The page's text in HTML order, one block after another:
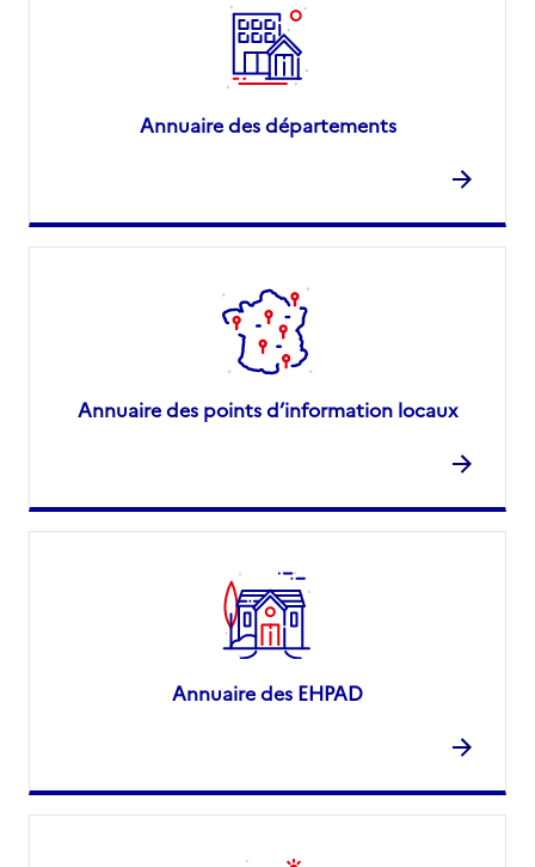
Annuaire des départements
Annuaire des points d’information locaux
Annuaire des EHPAD